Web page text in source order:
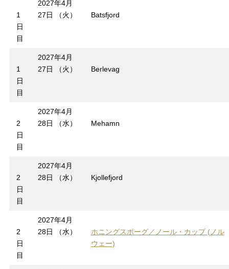
1
日
目
2027年4月
27日 （火）
Batsfjord
1
日
目
2027年4月
27日 （火）
Berlevag
2
日
目
2027年4月
28日 （水）
Mehamn
2
日
目
2027年4月
28日 （水）
Kjollefjord
2
日
目
2027年4月
28日 （水）
ホニングスボーグ／ノール・カップ (ノル
ウェー)